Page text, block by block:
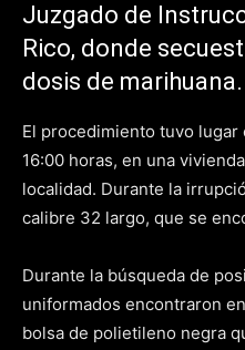
Juzgado de
Rico, donde
dosis de marihuana.
El procedimiento tuvo lugar
16:00 horas, en una
localidad. Durante la
calibre 32 largo, que se
Durante la búsqueda de
uniformados encontraron
bolsa de polietileno negra